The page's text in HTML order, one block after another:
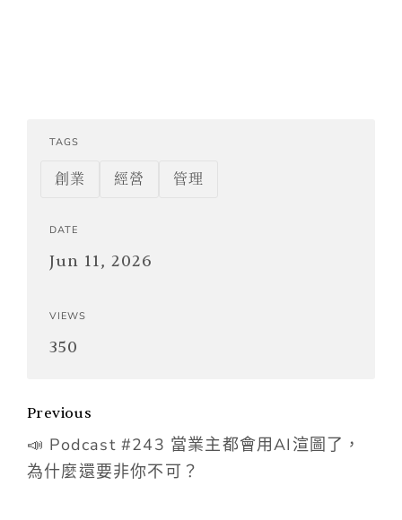
TAGS
創業 經營 管理
DATE
Jun 11, 2026
VIEWS
350
Previous
📣 Podcast #243 當業主都會用AI渲圖了，
為什麼還要非你不可？